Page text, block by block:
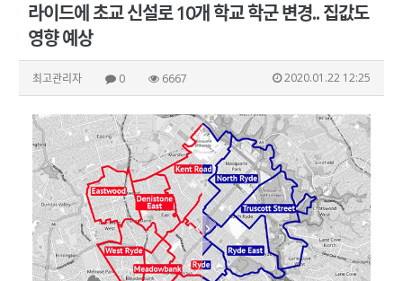
라이드에 초교 신설로 10개 학교 학군 변경.. 집값도
영향 예상
최고관리자 0 6667 2020.01.22 12:25